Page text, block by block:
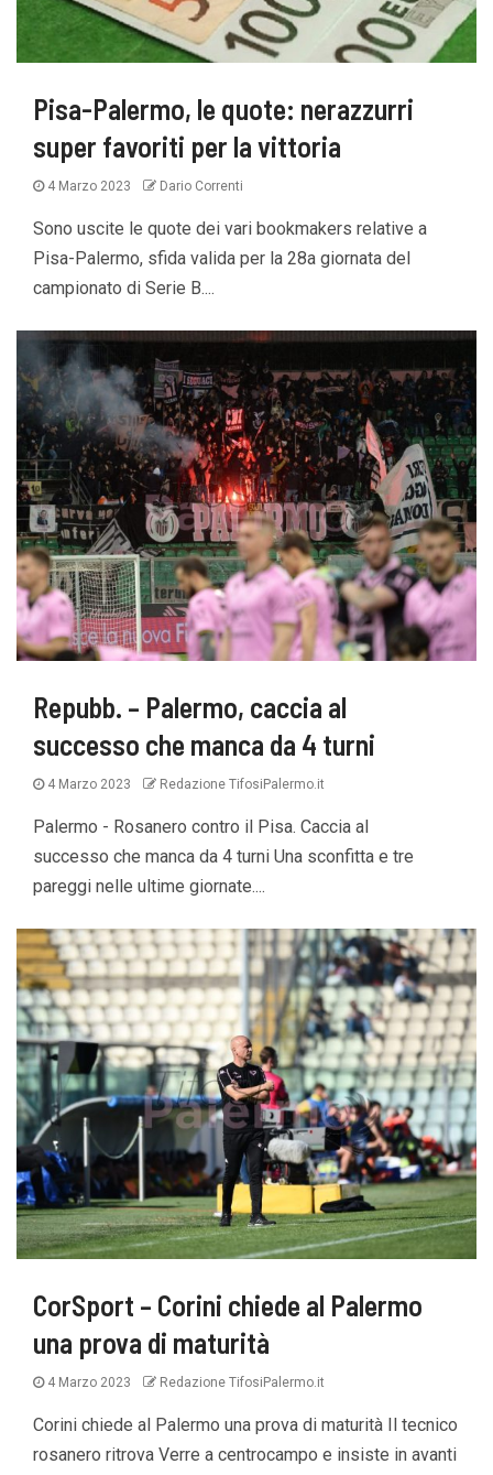
Pisa-Palermo, le quote: nerazzurri
super favoriti per la vittoria
4 Marzo 2023 Dario Correnti
Sono uscite le quote dei vari bookmakers relative a
Pisa-Palermo, sfida valida per la 28a giornata del
campionato di Serie B....
Repubb. – Palermo, caccia al
successo che manca da 4 turni
4 Marzo 2023 Redazione TifosiPalermo.it
Palermo - Rosanero contro il Pisa. Caccia al
successo che manca da 4 turni Una sconfitta e tre
pareggi nelle ultime giornate....
CorSport – Corini chiede al Palermo
una prova di maturità
4 Marzo 2023 Redazione TifosiPalermo.it
Corini chiede al Palermo una prova di maturità Il tecnico
rosanero ritrova Verre a centrocampo e insiste in avanti